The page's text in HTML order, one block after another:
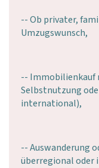
-- Ob privater,
Umzugswunsch,
-- Immobilienkauf
Selbstnutzung
international),
-- Auswanderung
überregional